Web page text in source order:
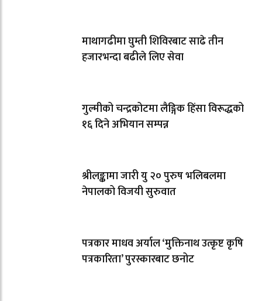
माथागढीमा घुम्ती शिविरबाट साढे तीन
हजारभन्दा बढीले लिए सेवा
गुल्मीको चन्द्रकोटमा लैङ्गिक हिंसा विरूद्धको
१६ दिने अभियान सम्पन्न
श्रीलङ्कामा जारी यु २० पुरुष भलिबलमा
नेपालको विजयी सुरुवात
पत्रकार माधव अर्याल ‘मुक्तिनाथ उत्कृष्ट कृषि
पत्रकारिता’ पुरस्कारबाट छनोट